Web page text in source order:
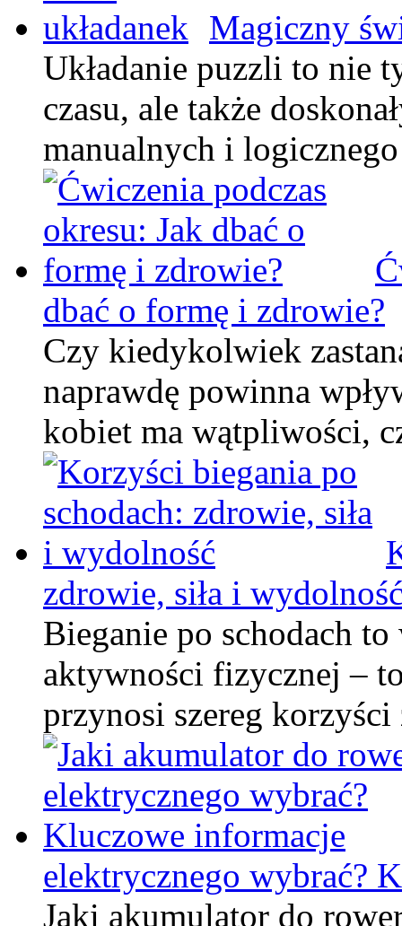
Magiczny
Układanie puzzli to nie
czasu, ale także
manualnych i
dbać o formę i zdrowie?
Czy kiedykolwiek
naprawdę powinna
kobiet ma wątpliwości,
zdrowie, siła i
Bieganie po schodach
aktywności fizycznej –
przynosi szereg
elektrycznego wybrać?
Jaki akumulator do